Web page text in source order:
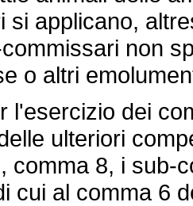
si applicano,
non
o altri
dei
ulteriori
comma 8, i sub-
cui al comma 6